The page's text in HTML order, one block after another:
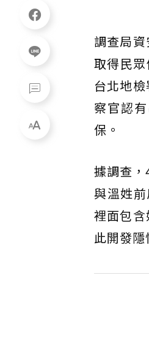
調查局
取得民
台北地
察官認
保。
據調查
與溫姓
裡面包
此開發隱